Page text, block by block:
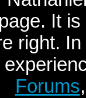
It
right.
Forums